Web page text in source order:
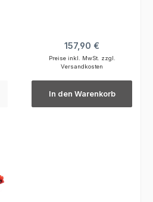
Regulärer Preis:
157,90 €
Preise inkl. MwSt. zzgl.
Versandkosten
In den Warenkorb